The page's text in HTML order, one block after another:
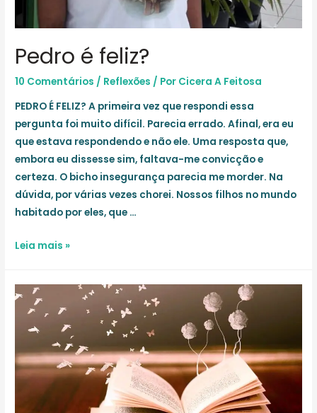
Pedro é feliz?
10 Comentários / Reflexões / Por Cicera A Feitosa
PEDRO É FELIZ? A primeira vez que respondi essa
pergunta foi muito difícil. Parecia errado. Afinal, era eu
que estava respondendo e não ele. Uma resposta que,
embora eu dissesse sim, faltava-me convicção e
certeza. O bicho insegurança parecia me morder. Na
dúvida, por várias vezes chorei. Nossos filhos no mundo
habitado por eles, que …
Pedro
Leia mais »